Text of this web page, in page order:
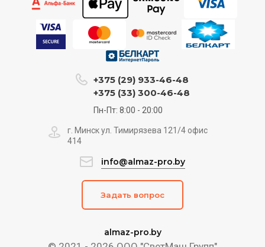
almaz-pro.by
+375 (29) 933-46-48
+375 (33) 300-46-48
Пн-Пт: 8:00 - 20:00
г. Минск ул. Тимирязева 121/4 офис
414
info@almaz-pro.by
Задать вопрос